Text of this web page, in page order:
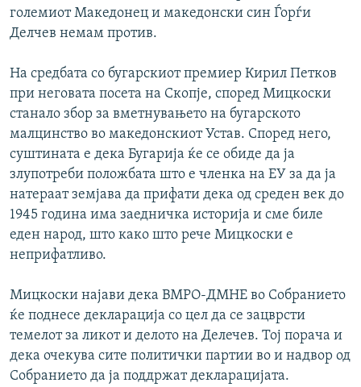
големиот Македонец и македонски син Ѓорѓи
Делчев немам против.
На средбата со бугарскиот премиер Кирил Петков
при неговата посета на Скопје, според Мицкоски
станало збор за вметнувањето на бугарското
малцинство во македонскиот Устав. Според него,
суштината е дека Бугарија ќе се обиде да ја
злупотреби положбата што е членка на ЕУ за да ја
натераат земјава да прифати дека од среден век до
1945 година има заедничка историја и сме биле
еден народ, што како што рече Мицкоски е
неприфатливо.
Мицкоски најави дека ВМРО-ДМНЕ во Собранието
ќе поднесе декларација со цел да се зацврсти
темелот за ликот и делото на Делечев. Тој порача и
дека очекува сите политички партии во и надвор од
Собранието да ја поддржат декларацијата.